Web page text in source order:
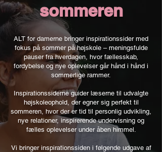
sommeren
ALT for damerne bringer inspirationssider med
fokus på sommer på højskole – meningsfulde
pauser fra hverdagen, hvor fællesskab,
fordybelse og nye oplevelser går hånd i hånd i
sommerlige rammer.
Inspirationssiderne guider læserne til udvalgte
højskoleophold, der egner sig perfekt til
sommeren, hvor der er tid til personlig udvikling,
nye relationer, inspirerende undervisning og
fælles oplevelser under åben himmel.
Vi bringer inspirationssiden i følgende udgave af